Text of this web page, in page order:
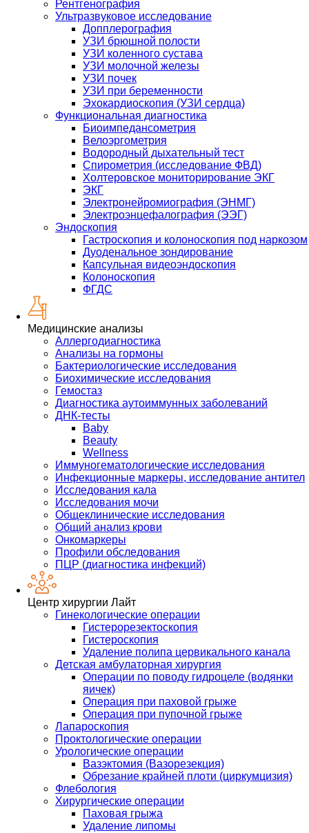
Рентгенография
Ультразвуковое исследование
Допплерография
УЗИ брюшной полости
УЗИ коленного сустава
УЗИ молочной железы
УЗИ почек
УЗИ при беременности
Эхокардиоскопия (УЗИ сердца)
Функциональная диагностика
Биоимпедансометрия
Велоэргометрия
Водородный дыхательный тест
Спирометрия (исследование ФВД)
Холтеровское мониторирование ЭКГ
ЭКГ
Электронейромиография (ЭНМГ)
Электроэнцефалография (ЭЭГ)
Эндоскопия
Гастроскопия и колоноскопия под наркозом
Дуоденальное зондирование
Капсульная видеоэндоскопия
Колоноскопия
ФГДС
Медицинские анализы
Аллергодиагностика
Анализы на гормоны
Бактериологические исследования
Биохимические исследования
Гемостаз
Диагностика аутоиммунных заболеваний
ДНК-тесты
Baby
Beauty
Wellness
Иммуногематологические исследования
Инфекционные маркеры, исследование антител
Исследования кала
Исследования мочи
Общеклинические исследования
Общий анализ крови
Онкомаркеры
Профили обследования
ПЦР (диагностика инфекций)
Центр хирургии Лайт
Гинекологические операции
Гистерорезектоскопия
Гистероскопия
Удаление полипа цервикального канала
Детская амбулаторная хирургия
Операции по поводу гидроцеле (водянки
яичек)
Операция при паховой грыже
Операция при пупочной грыже
Лапароскопия
Проктологические операции
Урологические операции
Вазэктомия (Вазорезекция)
Обрезание крайней плоти (циркумцизия)
Флебология
Хирургические операции
Паховая грыжа
Удаление липомы